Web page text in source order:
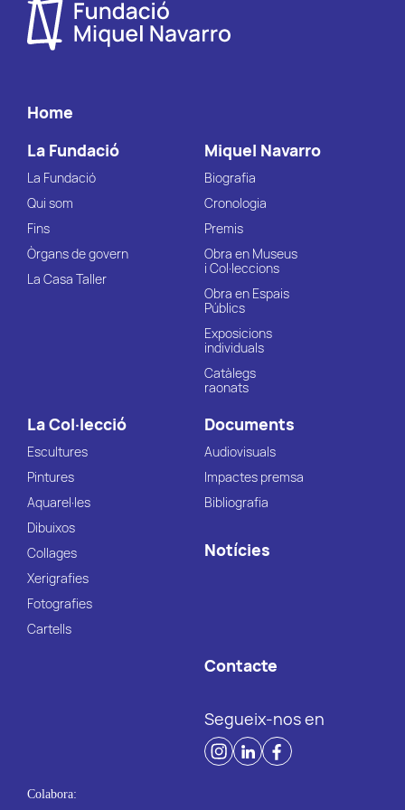
Home
La Fundació
La Fundació
Qui som
Fins
Òrgans de govern
La Casa Taller
Miquel Navarro
Biografia
Cronologia
Premis
Obra en Museus
i Col·leccions
Obra en Espais
Públics
Exposicions
individuals
Catàlegs
raonats
La Col·lecció
Escultures
Pintures
Aquarel·les
Dibuixos
Collages
Xerigrafies
Fotografies
Cartells
Documents
Audiovisuals
Impactes premsa
Bibliografia
Notícies
Contacte
Segueix-nos en